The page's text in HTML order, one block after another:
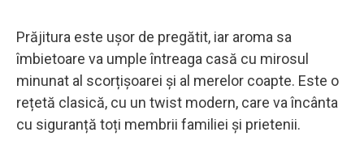
Prăjitura este ușor de pregătit, iar aroma sa
îmbietoare va umple întreaga casă cu mirosul
minunat al scorțișoarei și al merelor coapte. Este o
rețetă clasică, cu un twist modern, care va încânta
cu siguranță toți membrii familiei și prietenii.